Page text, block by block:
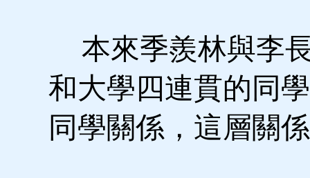
本來季羨林與李
和大學四連貫的同
同學關係，這層關